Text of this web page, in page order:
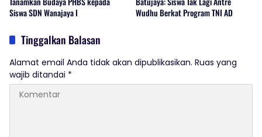
Siswa SDN Wanajaya I
Wudhu Berkat Program TNI AD
Tinggalkan Balasan
Alamat email Anda tidak akan dipublikasikan. Ruas yang
wajib ditandai *